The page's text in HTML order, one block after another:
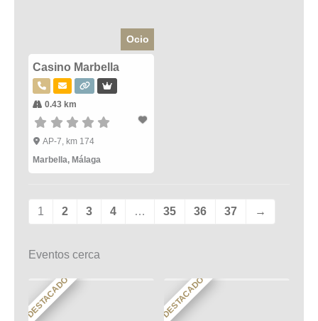
Ocio
Casino Marbella
0.43 km
AP-7, km 174
Marbella, Málaga
1 2 3 4 … 35 36 37 →
Eventos cerca
DESTACADO DESTACADO